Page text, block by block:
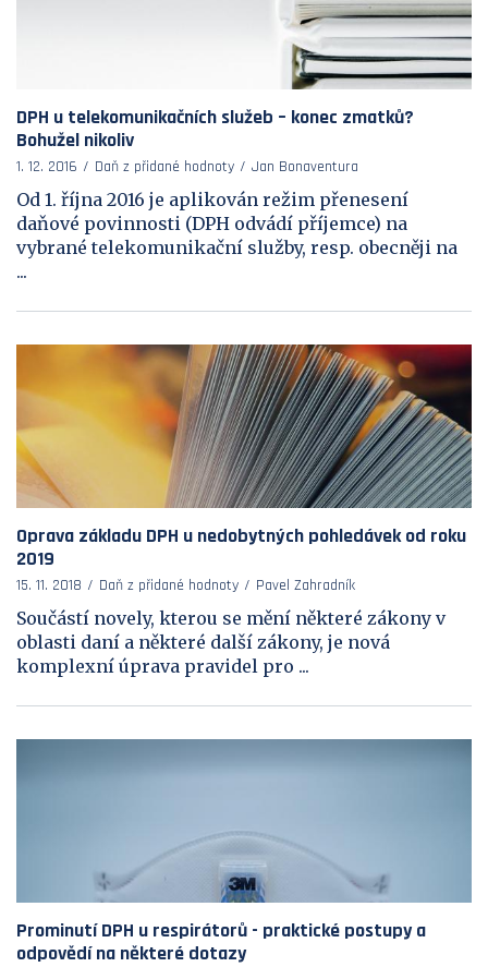
DPH u telekomunikačních služeb – konec zmatků?
Bohužel nikoliv
1. 12. 2016 Daň z přidané hodnoty Jan Bonaventura
Od 1. října 2016 je aplikován režim přenesení
daňové povinnosti (DPH odvádí příjemce) na
vybrané telekomunikační služby, resp. obecněji na
...
Oprava základu DPH u nedobytných pohledávek od roku
2019
15. 11. 2018 Daň z přidané hodnoty Pavel Zahradník
Součástí novely, kterou se mění některé zákony v
oblasti daní a některé další zákony, je nová
komplexní úprava pravidel pro ...
Prominutí DPH u respirátorů - praktické postupy a
odpovědí na některé dotazy